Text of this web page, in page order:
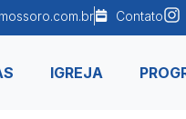
Contato
IGREJA